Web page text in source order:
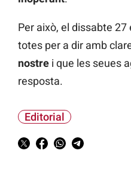
Per això, el dissabte
totes per a dir amb
nostre i que les seues
resposta.
Editorial